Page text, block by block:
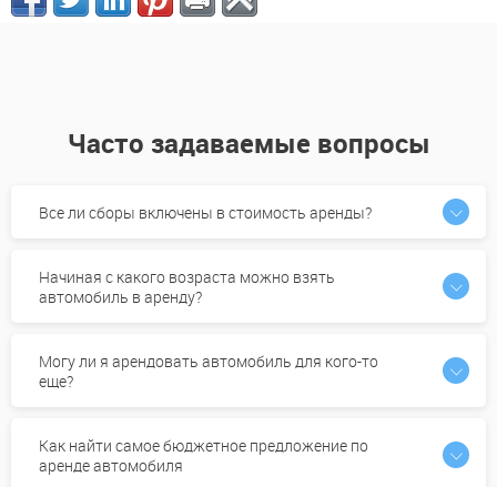
Часто задаваемые вопросы
Все ли сборы включены в стоимость аренды?
Начиная с какого возраста можно взять
автомобиль в аренду?
Могу ли я арендовать автомобиль для кого-то
еще?
Как найти самое бюджетное предложение по
аренде автомобиля